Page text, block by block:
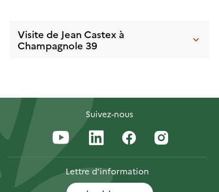
Visite de Jean Castex à
Champagnole 39
Suivez-nous
Lettred’information